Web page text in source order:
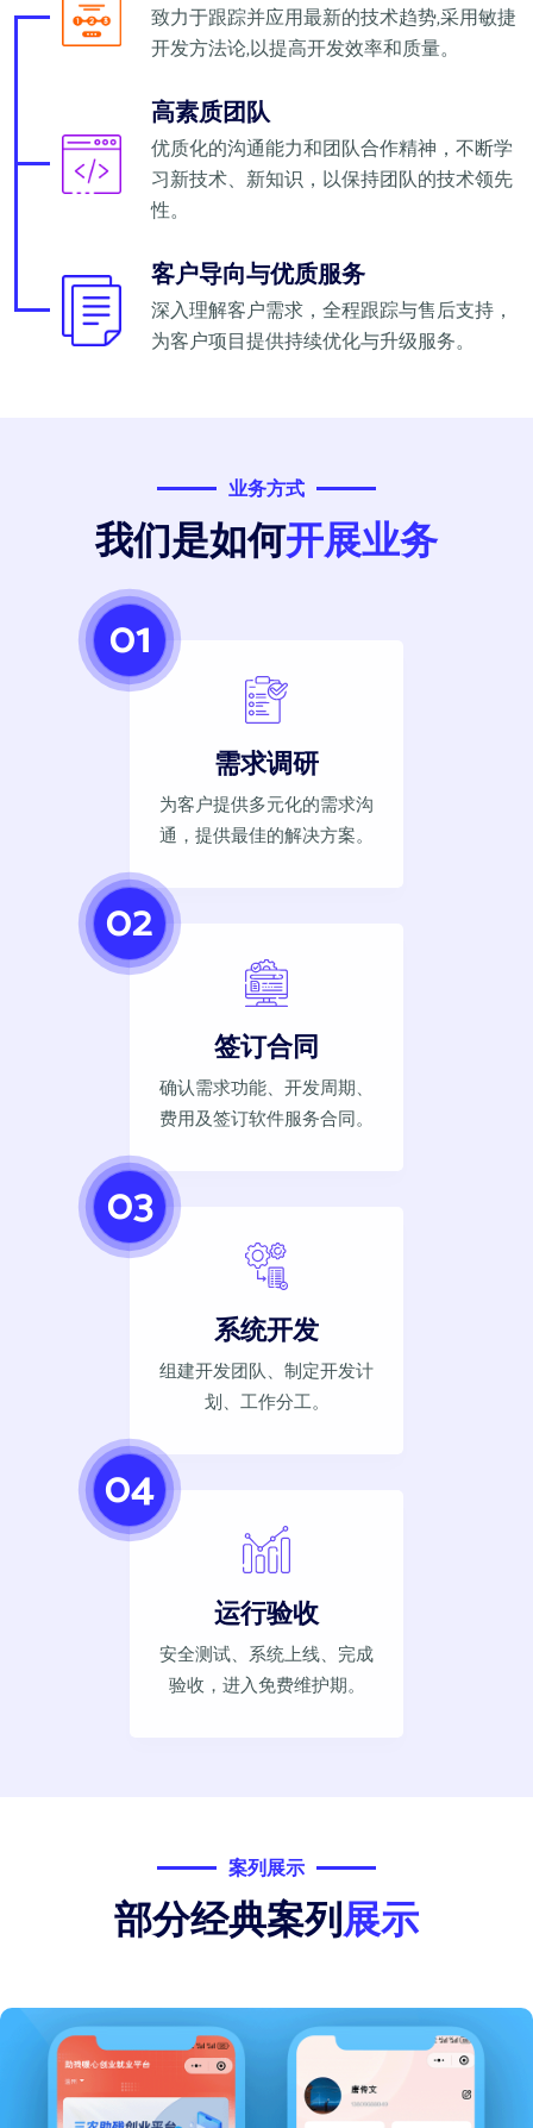
致力于跟踪并应用最新的技术趋势,采用敏捷
开发方法论,以提高开发效率和质量。
高素质团队
优质化的沟通能力和团队合作精神，不断学
习新技术、新知识，以保持团队的技术领先
性。
客户导向与优质服务
深入理解客户需求，全程跟踪与售后支持，
为客户项目提供持续优化与升级服务。
业务方式
我们是如何开展业务
01
需求调研
为客户提供多元化的需求沟
通，提供最佳的解决方案。
02
签订合同
确认需求功能、开发周期、
费用及签订软件服务合同。
03
系统开发
组建开发团队、制定开发计
划、工作分工。
04
运行验收
安全测试、系统上线、完成
验收，进入免费维护期。
案列展示
部分经典案列展示